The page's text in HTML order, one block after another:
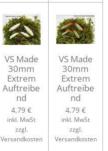
VS Made
30mm
Extrem
Auftreibe
nd
4,79 €
inkl. MwSt
zzgl.
Versandkosten
VS Made
30mm
Extrem
Auftreibe
nd
4,79 €
inkl. MwSt
zzgl.
Versandkosten